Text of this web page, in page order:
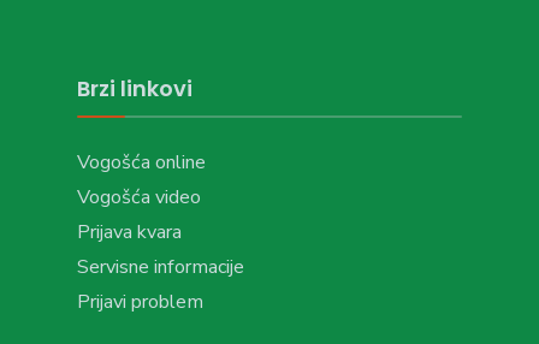
Brzi linkovi
Vogošća online
Vogošća video
Prijava kvara
Servisne informacije
Prijavi problem